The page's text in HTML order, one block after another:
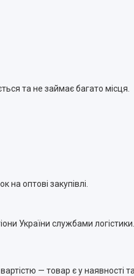
та не займає багато місця.
на оптові закупівлі.
України службами логістики.
— товар є у наявності